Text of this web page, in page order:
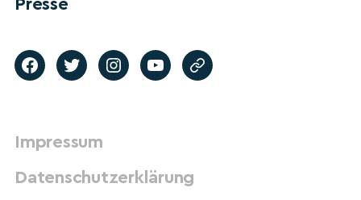
Presse
Impressum
Datenschutzerklärung